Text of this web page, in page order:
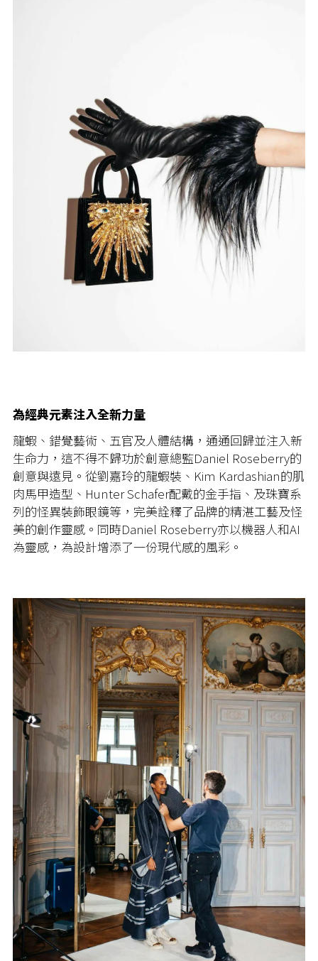
為經典元素注入全新力量
龍蝦、錯覺藝術、五官及人體結構，通通回歸並注入新
生命力，這不得不歸功於創意總監Daniel Roseberry的
創意與遠見。從劉嘉玲的龍蝦裝、Kim Kardashian的肌
肉馬甲造型、Hunter Schafer配戴的金手指、及珠寶系
列的怪異裝飾眼鏡等，完美詮釋了品牌的精湛工藝及怪
美的創作靈感。同時Daniel Roseberry亦以機器人和AI
為靈感，為設計增添了一份現代感的風彩。